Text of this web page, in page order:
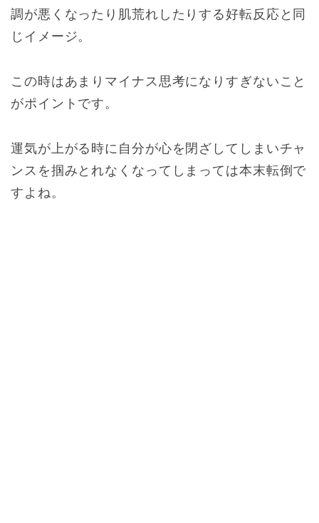
調が悪くなったり肌荒れしたりする好転反応と同
じイメージ。
この時はあまりマイナス思考になりすぎないこと
がポイントです。
運気が上がる時に自分が心を閉ざしてしまいチャ
ンスを掴みとれなくなってしまっては本末転倒で
すよね。